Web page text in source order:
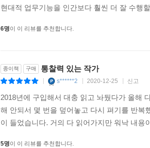
현대적 업무기능을 인간보다 훨씬 더 잘 수행
6명이 이 리뷰를 추천합니다.
종이책 구매 통찰력 있는 작가
s******2 2020-12-25 신고
2018년에 구입해서 대충 읽고 놔뒀다가 올해
해 안되서 몇 번을 덮어놓고 다시 펴기를 반복
이 들었습니다. 거의 다 읽어가지만 워낙 내
5명이 이 리뷰를 추천합니다.